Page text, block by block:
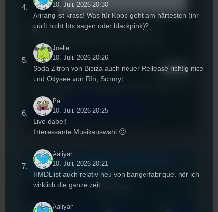
Deinen Namen und E-Mail-Adresse für
speichern.
reduzieren.
Kommentardaten verarbeitet werden.
Unsere neuesten Posts zum
Hören und Lesen
Alle Posts
10. Juli. 2026 20:30
Arirang ist krass! Was für Kpop geht am härtesten (ihr
dürft nicht bts sagen oder blackpink)?
Joelle
10. Juli. 2026 20:26
Soda Zitron von Bibiza auch neuer Rellease richtig nice
und Odysee von RIn, Schmyt
Pa
10. Juli. 2026 20:25
Live dabei!
Interessante Musikauswahl 🙂
Aaliyah
10. Juli. 2026 20:21
HMDL ist auch relativ neu von bangerfabrique, hör ich
wirklich die ganze zeit
Aaliyah